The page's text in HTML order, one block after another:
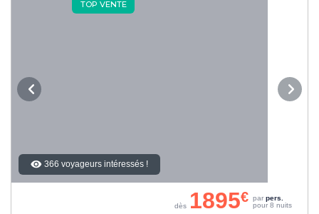
TOP VENTE
366 voyageurs intéressés !
dès 1895€ par pers.
pour 8 nuits